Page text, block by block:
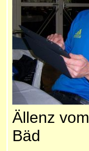
Ällenz vom
Bäd